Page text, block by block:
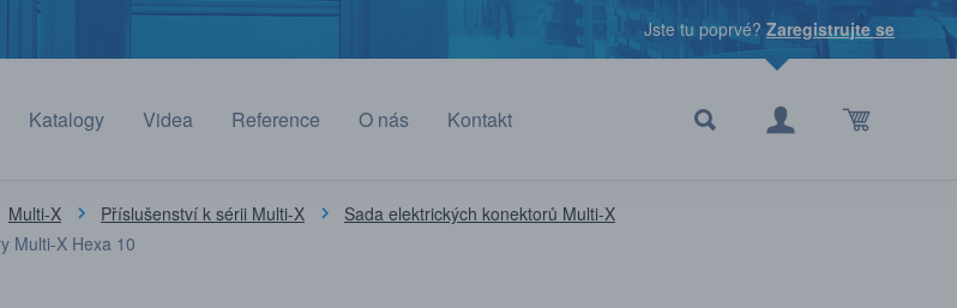
Jste tu poprvé? Zaregistrujte se
Katalogy Videa Reference O nás Kontakt
Multi-X Příslušenství k sérii Multi-X
Sada elektrických konektorů Multi-X
Multi-X Hexa 10